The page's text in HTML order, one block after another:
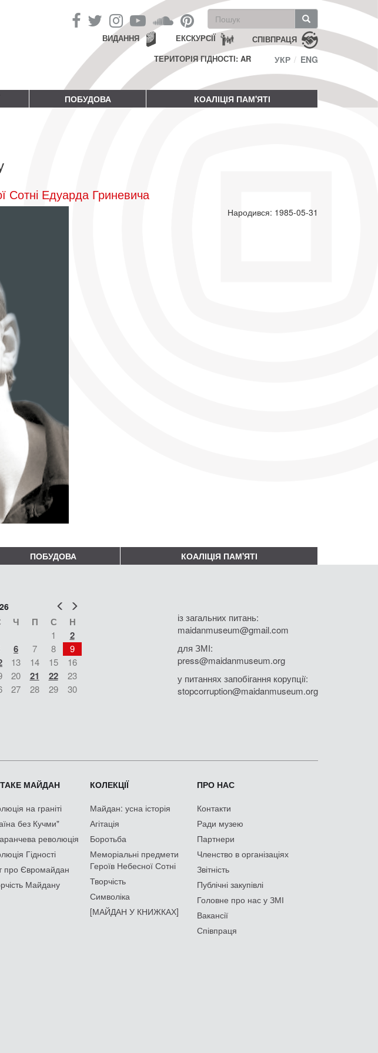
Пошукова
форма
Пошук СПІВПРАЦЯ
ЕКСКУРСІЇ
ВИДАННЯ
ТЕРИТОРІЯ ГІДНОСТІ: AR
УКР ENG
ПОБУДОВА КОАЛІЦІЯ ПАМ'ЯТІ
Сотні Едуарда Гриневича
Народився: 1985-05-31
ПОБУДОВА КОАЛІЦІЯ ПАМ'ЯТІ
Попер
Ч П С Н
1 2
6 7 8
9
13 14 15
16
20 21 22
23
27 28 29
30
із загальних питань:
maidanmuseum@gmail.com
для ЗМІ:
press@maidanmuseum.org
у питаннях запобігання корупції:
stopcorruption@maidanmuseum.org
МАЙДАН
на граніті
без Кучми"
революція
Гідності
про Євромайдан
Майдану
КОЛЕКЦІЇ
Майдан: усна історія
Агітація
Боротьба
Меморіальні предмети
Героїв Небесної Сотні
Творчість
Символіка
[МАЙДАН У КНИЖКАХ]
ПРО НАС
Контакти
Ради музею
Партнери
Членство в організаціях
Звітність
Публічні закупівлі
Головне про нас у ЗМІ
Вакансії
Співпраця